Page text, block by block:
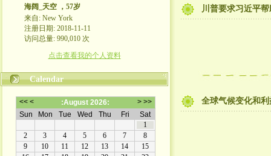
海阔_天空 ，57岁
来自: New York
注册日期: 2018-11-11
访问总量: 990,010 次
点击查看我的个人资料
Calendar
川普要求习近平
全球气候变化和